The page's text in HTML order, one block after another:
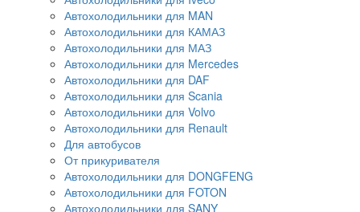
Автохолодильники для MAN
Автохолодильники для КАМАЗ
Автохолодильники для МАЗ
Автохолодильники для Mercedes
Автохолодильники для DAF
Автохолодильники для Scania
Автохолодильники для Volvo
Автохолодильники для Renault
Для автобусов
От прикуривателя
Автохолодильники для DONGFENG
Автохолодильники для FOTON
Автохолодильники для SANY